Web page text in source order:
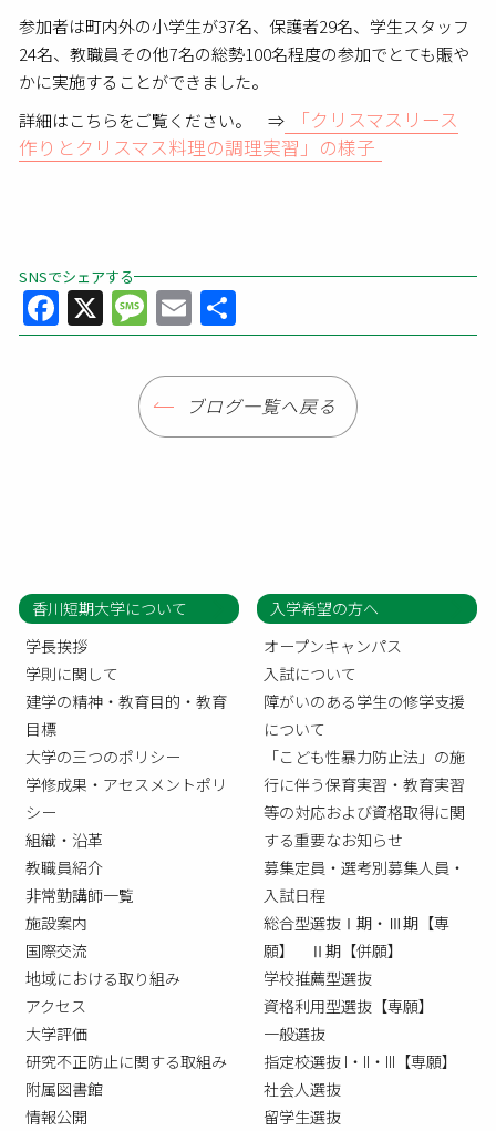
参加者は町内外の小学生が37名、保護者29名、学生スタッフ
24名、教職員その他7名の総勢100名程度の参加でとても賑や
かに実施することができました。
詳細はこちらをご覧ください。 ⇒
「クリスマスリース
作りとクリスマス料理の調理実習」の様子
SNSでシェアする
Facebook
X Message
Email
有
ブログ一覧へ戻る
香川短期大学について
学長挨拶
学則に関して
建学の精神・教育目的・教育
目標
大学の三つのポリシー
学修成果・アセスメントポリ
シー
組織・沿革
教職員紹介
非常勤講師一覧
施設案内
国際交流
地域における取り組み
アクセス
大学評価
研究不正防止に関する取組み
附属図書館
情報公開
入学希望の方へ
オープンキャンパス
入試について
障がいのある学生の修学支援
について
「こども性暴力防止法」の施
行に伴う保育実習・教育実習
等の対応および資格取得に関
する重要なお知らせ
募集定員・選考別募集人員・
入試日程
総合型選抜Ⅰ期・Ⅲ期【専
願】 Ⅱ期【併願】
学校推薦型選抜
資格利用型選抜【専願】
一般選抜
指定校選抜 I・II・III【専願】
社会人選抜
留学生選抜